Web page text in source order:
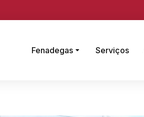
Fenadegas Serviços